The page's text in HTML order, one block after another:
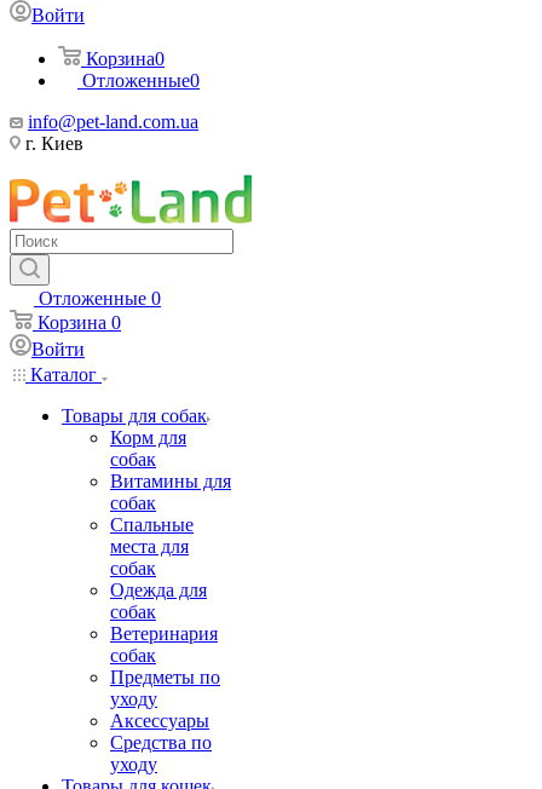
Войти
Корзина0
Отложенные0
info@pet-land.com.ua
г. Киев
Отложенные 0
Корзина 0
Войти
Каталог
Товары для собак
Корм для
собак
Витамины для
собак
Спальные
места для
собак
Одежда для
собак
Ветеринария
собак
Предметы по
уходу
Аксессуары
Средства по
уходу